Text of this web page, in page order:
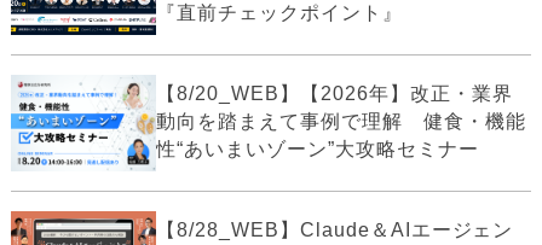
『直前チェックポイント』
【8/20_WEB】【2026年】改正・業界
動向を踏まえて事例で理解 健食・機能
性“あいまいゾーン”大攻略セミナー
【8/28_WEB】Claude＆AIエージェン